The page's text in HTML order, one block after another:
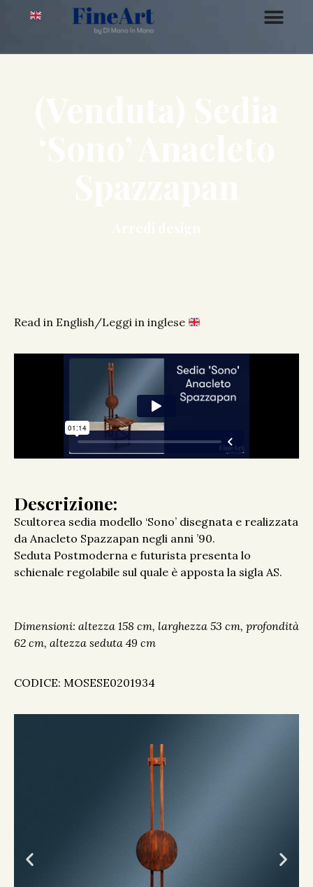
Read in English/Leggi in inglese
Descrizione:
Scultorea sedia modello ‘Sono’ disegnata e realizzata
da Anacleto Spazzapan negli anni ’90.
Seduta Postmoderna e futurista presenta lo
schienale regolabile sul quale è apposta la sigla AS.
Dimensioni: altezza 158 cm, larghezza 53 cm, profondità
62 cm, altezza seduta 49 cm
CODICE: MOSESE0201934